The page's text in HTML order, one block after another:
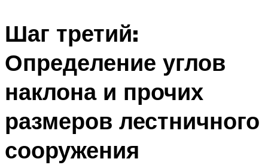
Шаг третий:
Определение углов
наклона и прочих
размеров лестничного
сооружения